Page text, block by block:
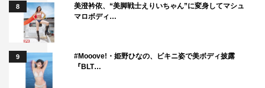
8
美澄衿依、“美脚戦士えりいちゃん”に変身してマシュ
マロボディ…
9
#Mooove!・姫野ひなの、ビキニ姿で美ボディ披露
『BLT…